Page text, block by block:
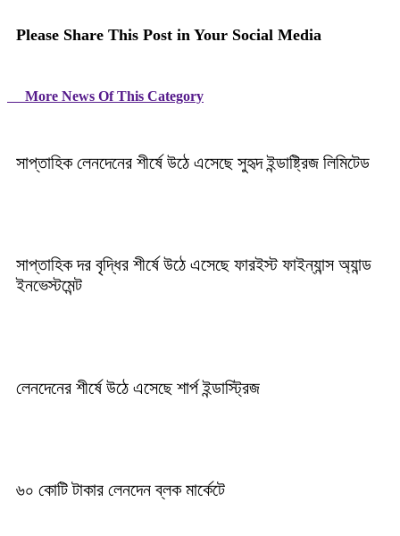
Please Share This Post in Your Social Media
More News Of This Category
সাপ্তাহিক লেনদেনের শীর্ষে উঠে এসেছে সুহৃদ ইন্ডাষ্ট্রিজ লিমিটেড
সাপ্তাহিক দর বৃদ্ধির শীর্ষে উঠে এসেছে ফারইস্ট ফাইন্যান্স অ্যান্ড
ইনভেস্টমেন্ট
লেনদেনের শীর্ষে উঠে এসেছে শার্প ইন্ডাস্ট্রিজ
৬০ কোটি টাকার লেনদেন ব্লক মার্কেটে